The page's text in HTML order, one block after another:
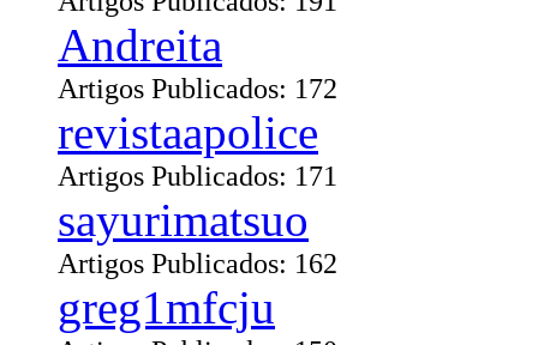
Andreita
Artigos Publicados: 172
revistaapolice
Artigos Publicados: 171
sayurimatsuo
Artigos Publicados: 162
greg1mfcju